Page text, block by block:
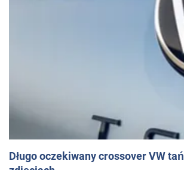
Długo oczekiwany crossover VW